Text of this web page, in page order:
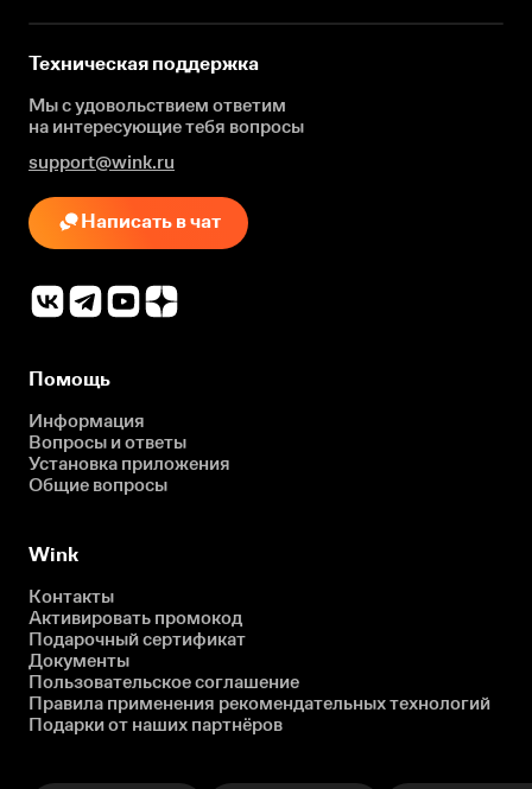
Техническая поддержка
Мы с удовольствием ответим
на интересующиетебя вопросы
support@wink.ru
Написать в чат
Помощь
Информация
Вопросы и ответы
Установка приложения
Общие вопросы
Wink
Контакты
Активировать промокод
Подарочный сертификат
Документы
Пользовательское соглашение
Правила применения рекомендательных технологий
Подарки от наших партнёров